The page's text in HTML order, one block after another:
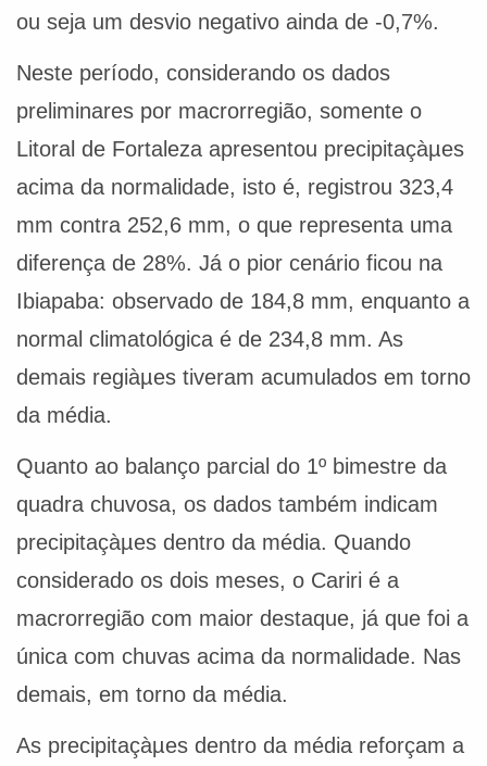
ou seja um desvio negativo ainda de -0,7%.
Neste período, considerando os dados
preliminares por macrorregião, somente o
Litoral de Fortaleza apresentou precipitaçàµes
acima da normalidade, isto é, registrou 323,4
mm contra 252,6 mm, o que representa uma
diferença de 28%. Já o pior cenário ficou na
Ibiapaba: observado de 184,8 mm, enquanto a
normal climatológica é de 234,8 mm. As
demais regiàµes tiveram acumulados em torno
da média.
Quanto ao balanço parcial do 1º bimestre da
quadra chuvosa, os dados também indicam
precipitaçàµes dentro da média. Quando
considerado os dois meses, o Cariri é a
macrorregião com maior destaque, já que foi a
única com chuvas acima da normalidade. Nas
demais, em torno da média.
As precipitaçàµes dentro da média reforçam a